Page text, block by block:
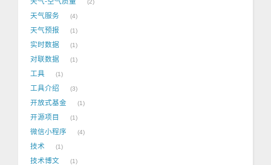
2
天气服务 4
天气预报 1
实时数据 1
对联数据 1
工具 1
工具介绍 3
开放式基金 1
开源项目 1
微信小程序 4
技术 1
技术博文 1